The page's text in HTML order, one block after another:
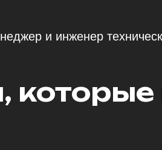
и инженер